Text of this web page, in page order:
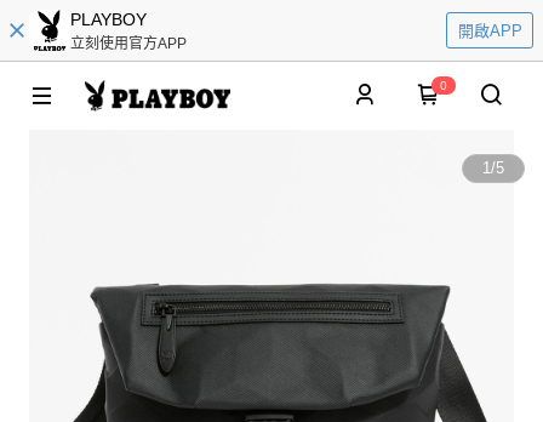
PLAYBOY
立刻使用官方APP
開啟APP
0
1/5